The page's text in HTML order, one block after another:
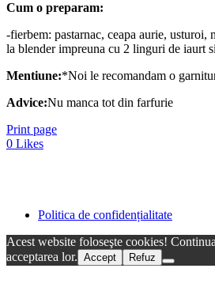
Cum o preparam:
-fierbem: pastarnac, ceapa aurie, usturoi,
la blender impreuna cu 2 linguri de iaurt
Mentiune:*Noi le recomandam o
Advice:Nu manca tot din farfurie
Print page
0 Likes
Politica de confidențialitate
Acest website foloseşte cookies!
acceptarea lor. Accept Refuz